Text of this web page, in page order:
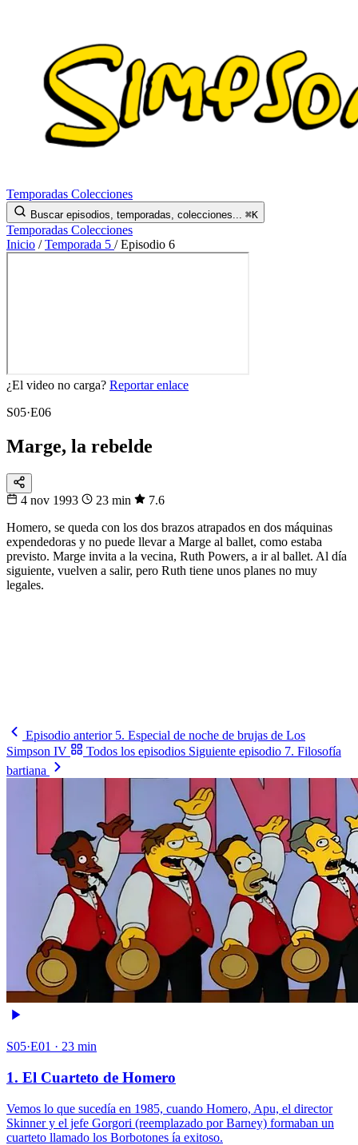
Temporadas Colecciones
Buscar episodios, temporadas, colecciones... ⌘K
Temporadas Colecciones
Inicio / Temporada 5 / Episodio 6
¿El video no carga? Reportar enlace
S05·E06
Marge, la rebelde
4 nov 1993 23 min
7.6
Homero, se queda con los dos brazos atrapados en dos máquinas
expendedoras y no puede llevar a Marge al ballet, como estaba
previsto. Marge invita a la vecina, Ruth Powers, a ir al ballet. Al día
siguiente, vuelven a salir, pero Ruth tiene unos planes no muy
legales.
Episodio anterior 5. Especial de noche de brujas de Los
Simpson IV
Todos los episodios Siguiente episodio 7. Filosofía
bartiana
S05·E01 · 23 min
1. El Cuarteto de Homero
Vemos lo que sucedía en 1985, cuando Homero, Apu, el director
Skinner y el jefe Gorgori (reemplazado por Barney) formaban un
cuarteto llamado los Borbotones ía exitoso.